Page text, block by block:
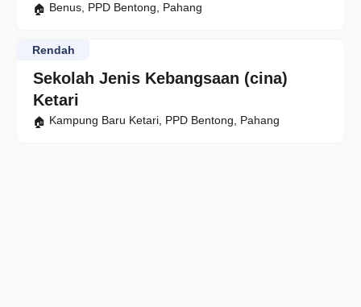
Benus, PPD Bentong, Pahang
Sekolah Jenis Kebangsaan (cina)
Ketari
Rendah
Kampung Baru Ketari, PPD Bentong, Pahang